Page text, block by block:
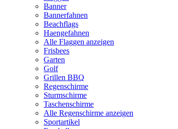
Banner
Bannerfahnen
Beachflags
Haengefahnen
Alle Flaggen anzeigen
Frisbees
Garten
Golf
Grillen BBQ
Regenschirme
Sturmschirme
Taschenschirme
Alle Regenschirme anzeigen
Sportartikel